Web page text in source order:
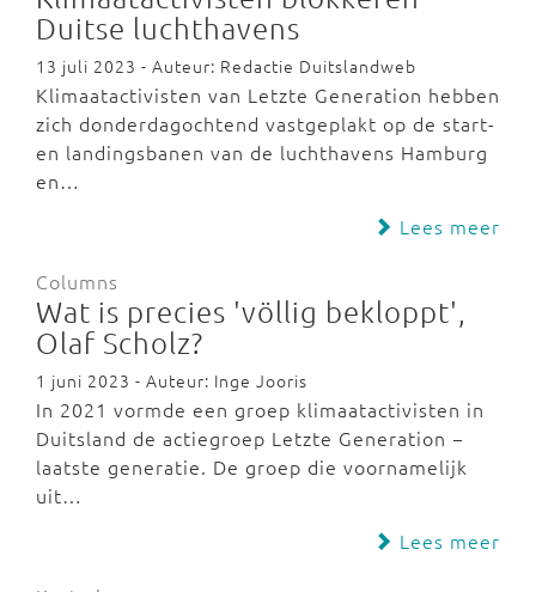
Duitse luchthavens
13 juli 2023 - Auteur: Redactie Duitslandweb
Klimaatactivisten van Letzte Generation hebben
zich donderdagochtend vastgeplakt op de start-
en landingsbanen van de luchthavens Hamburg
en…
Lees meer
Columns
Wat is precies 'völlig bekloppt',
Olaf Scholz?
1 juni 2023 - Auteur: Inge Jooris
In 2021 vormde een groep klimaatactivisten in
Duitsland de actiegroep Letzte Generation −
laatste generatie. De groep die voornamelijk
uit…
Lees meer